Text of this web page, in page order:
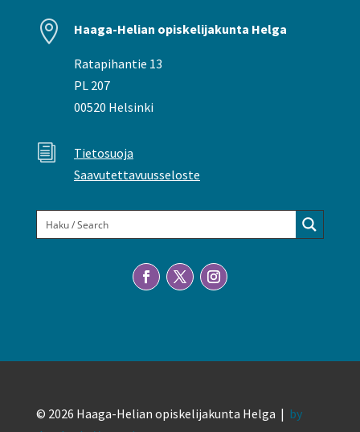
 Haaga-Helian opiskelijakunta Helga
Ratapihantie 13
PL 207
00520 Helsinki
i
Tietosuoja
Saavutettavuusseloste
© 2026 Haaga-Helian opiskelijakunta Helga | by